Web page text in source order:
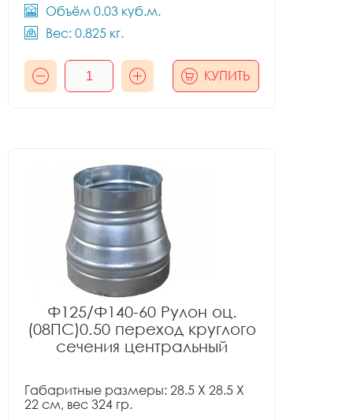
Объём 0.03 куб.м.
Вес: 0.825 кг.
КУПИТЬ
Ф125/Ф140-60 Рулон оц.
(08ПС)0.50 переход круглого
сечения центральный
Габаритные размеры: 28.5 X 28.5 X
22 см, вес 324 гр.